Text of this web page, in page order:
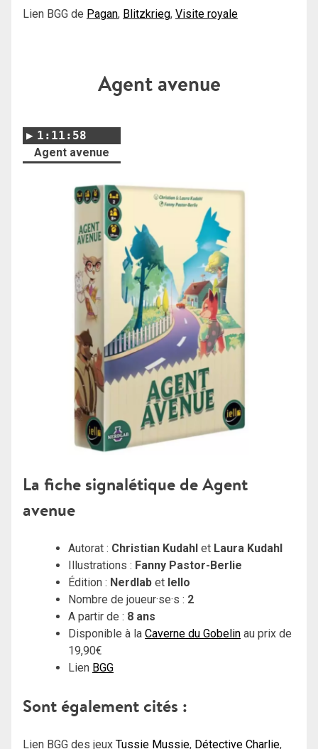
Lien BGG de Pagan, Blitzkrieg, Visite royale
Agent avenue
1:11:58
Agent avenue
La fiche signalétique de Agent
avenue
Autorat : Christian Kudahl et Laura Kudahl
Illustrations : Fanny Pastor-Berlie
Édition : Nerdlab et Iello
Nombre de joueur·se·s : 2
A partir de : 8 ans
Disponible à la Caverne du Gobelin au prix de
19,90€
Lien BGG
Sont également cités :
Lien BGG des jeux Tussie Mussie, Détective Charlie,